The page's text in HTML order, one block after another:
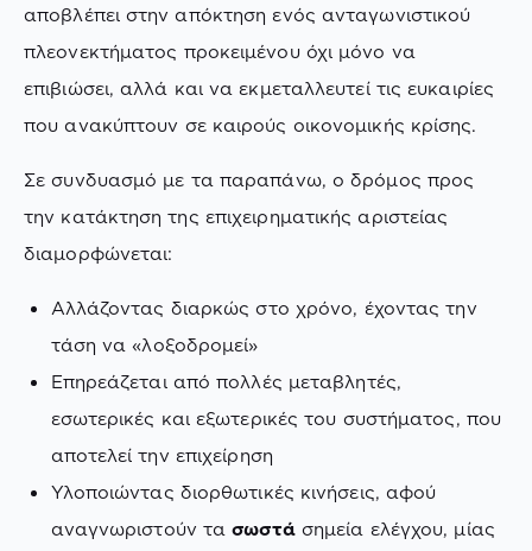
αποβλέπει στην απόκτηση ενός ανταγωνιστικού
πλεονεκτήματος προκειμένου όχι μόνο να
επιβιώσει, αλλά και να εκμεταλλευτεί τις ευκαιρίες
που ανακύπτουν σε καιρούς οικονομικής κρίσης.
Σε συνδυασμό με τα παραπάνω, ο δρόμος προς
την κατάκτηση της επιχειρηματικής αριστείας
διαμορφώνεται:
Αλλάζοντας διαρκώς στο χρόνο, έχοντας την
τάση να «λοξοδρομεί»
Επηρεάζεται από πολλές μεταβλητές,
εσωτερικές και εξωτερικές του συστήματος, που
αποτελεί την επιχείρηση
Υλοποιώντας διορθωτικές κινήσεις, αφού
αναγνωριστούν τασωστάσημεία ελέγχου, μίας